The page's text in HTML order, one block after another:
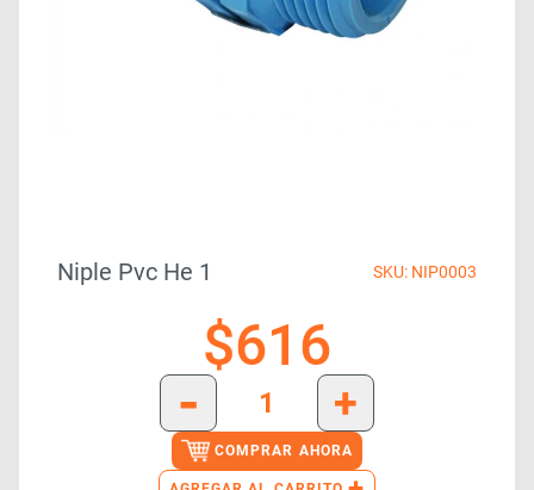
Niple Pvc He 1 SKU: NIP0003
$616
-
+
COMPRAR AHORA